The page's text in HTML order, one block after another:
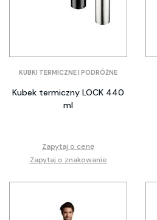
KUBKI TERMICZNE I PODRÓŻNE
Kubek termiczny LOCK 440
ml
Zapytaj o cenę
Zapytaj o znakowanie